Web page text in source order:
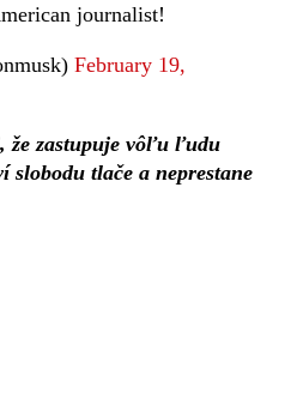
journalist!
February 19,
že zastupuje vôľu ľudu
tlače a neprestane